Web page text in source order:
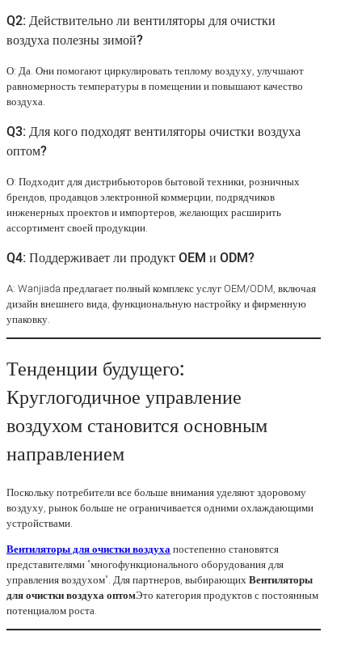
Q2: Действительно ли вентиляторы для очистки
воздуха полезны зимой?
О: Да. Они помогают циркулировать теплому воздуху, улучшают
равномерность температуры в помещении и повышают качество
воздуха.
Q3: Для кого подходят вентиляторы очистки воздуха
оптом?
О: Подходит для дистрибьюторов бытовой техники, розничных
брендов, продавцов электронной коммерции, подрядчиков
инженерных проектов и импортеров, желающих расширить
ассортимент своей продукции.
Q4: Поддерживает ли продукт OEM и ODM?
A: Wanjiada предлагает полный комплекс услуг OEM/ODM, включая
дизайн внешнего вида, функциональную настройку и фирменную
упаковку.
Тенденции будущего:
Круглогодичное управление
воздухом становится основным
направлением
Поскольку потребители все больше внимания уделяют здоровому
воздуху, рынок больше не ограничивается одними охлаждающими
устройствами.
Вентиляторы для очистки воздухапостепенно становятся
представителями "многофункционального оборудования для
управления воздухом". Для партнеров, выбирающихВентиляторы
для очистки воздуха оптомЭто категория продуктов с постоянным
потенциалом роста.